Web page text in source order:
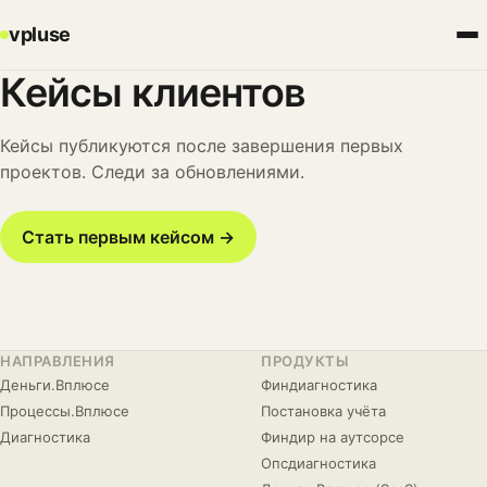
vpluse
Кейсы клиентов
Кейсы публикуются после завершения первых
проектов. Следи за обновлениями.
Стать первым кейсом →
НАПРАВЛЕНИЯ
Деньги.Вплюсе
Процессы.Вплюсе
Диагностика
ПРОДУКТЫ
Финдиагностика
Постановка учёта
Финдир на аутсорсе
Опсдиагностика